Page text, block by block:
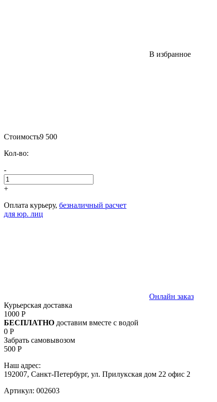
В избранное
Стоимость9 500
Кол-во:
-
+
Оплата курьеру, безналичный расчет
для юр. лиц
Онлайн заказ
Курьерская доставка
1000 Р
БЕСПЛАТНО доставим вместе с водой
0 Р
Забрать самовывозом
500 Р
Наш адрес:
192007, Санкт-Петербург, ул. Прилукская дом 22 офис 2
Артикул: 002603